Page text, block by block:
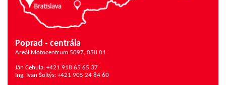
Poprad - centrála
Areál Motocentrum 5097, 058 01
Ján Cehula: +421 918 65 65 37
Ing. Ivan Šoltýs: +421 905 24 84 60